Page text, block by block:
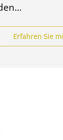
Erfahren Sie